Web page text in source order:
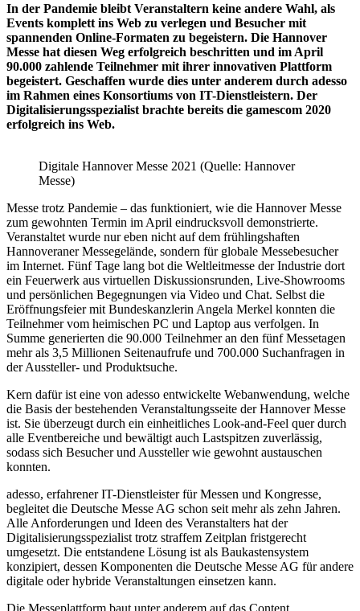
In der Pandemie bleibt Veranstaltern keine andere Wahl, als
Events komplett ins Web zu verlegen und Besucher mit
spannenden Online-Formaten zu begeistern. Die Hannover
Messe hat diesen Weg erfolgreich beschritten und im April
90.000 zahlende Teilnehmer mit ihrer innovativen Plattform
begeistert. Geschaffen wurde dies unter anderem durch adesso
im Rahmen eines Konsortiums von IT-Dienstleistern. Der
Digitalisierungsspezialist brachte bereits die gamescom 2020
erfolgreich ins Web.
Digitale Hannover Messe 2021 (Quelle: Hannover
Messe)
Messe trotz Pandemie – das funktioniert, wie die Hannover Messe
zum gewohnten Termin im April eindrucksvoll demonstrierte.
Veranstaltet wurde nur eben nicht auf dem frühlingshaften
Hannoveraner Messegelände, sondern für globale Messebesucher
im Internet. Fünf Tage lang bot die Weltleitmesse der Industrie dort
ein Feuerwerk aus virtuellen Diskussionsrunden, Live-Showrooms
und persönlichen Begegnungen via Video und Chat. Selbst die
Eröffnungsfeier mit Bundeskanzlerin Angela Merkel konnten die
Teilnehmer vom heimischen PC und Laptop aus verfolgen. In
Summe generierten die 90.000 Teilnehmer an den fünf Messetagen
mehr als 3,5 Millionen Seitenaufrufe und 700.000 Suchanfragen in
der Aussteller- und Produktsuche.
Kern dafür ist eine von adesso entwickelte Webanwendung, welche
die Basis der bestehenden Veranstaltungsseite der Hannover Messe
ist. Sie überzeugt durch ein einheitliches Look-and-Feel quer durch
alle Eventbereiche und bewältigt auch Lastspitzen zuverlässig,
sodass sich Besucher und Aussteller wie gewohnt austauschen
konnten.
adesso, erfahrener IT-Dienstleister für Messen und Kongresse,
begleitet die Deutsche Messe AG schon seit mehr als zehn Jahren.
Alle Anforderungen und Ideen des Veranstalters hat der
Digitalisierungsspezialist trotz straffem Zeitplan fristgerecht
umgesetzt. Die entstandene Lösung ist als Baukastensystem
konzipiert, dessen Komponenten die Deutsche Messe AG für andere
digitale oder hybride Veranstaltungen einsetzen kann.
Die Messeplattform baut unter anderem auf das Content